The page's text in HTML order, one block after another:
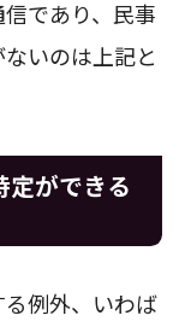
であり、民事
いのは上記と
定ができる
例外、いわば